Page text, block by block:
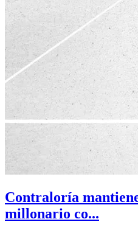
Contraloría
millonario co...